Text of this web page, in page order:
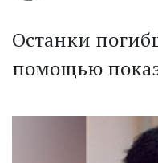
Останки
помощью